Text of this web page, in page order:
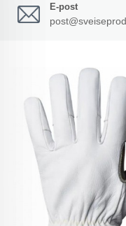
E-post